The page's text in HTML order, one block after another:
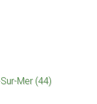
Mer (44)